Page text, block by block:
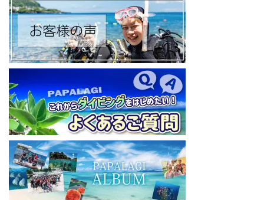
https://www.youtube.com/channel/UCYG3vspMIHdLQaKA7XNIjD
◆各地の水中世界を紹介するチャンネル、その名も「水中世界」
（サブチャンネル）
https://www.youtube.com/@user-mw1pw2jb4j
【初心者ダイビングライセンスコースはコチラ】
https://www.papalagi.co.jp/databox/data.php/campaign_owd_ja/c
ode
====================================
パパラギダイビングスクール
藤沢本店
神奈川県藤沢市 南藤沢10-4
本社企画部
0466-26-6101
====================================
#ダイビングライセンス #ダイビング #スキューバダイビング